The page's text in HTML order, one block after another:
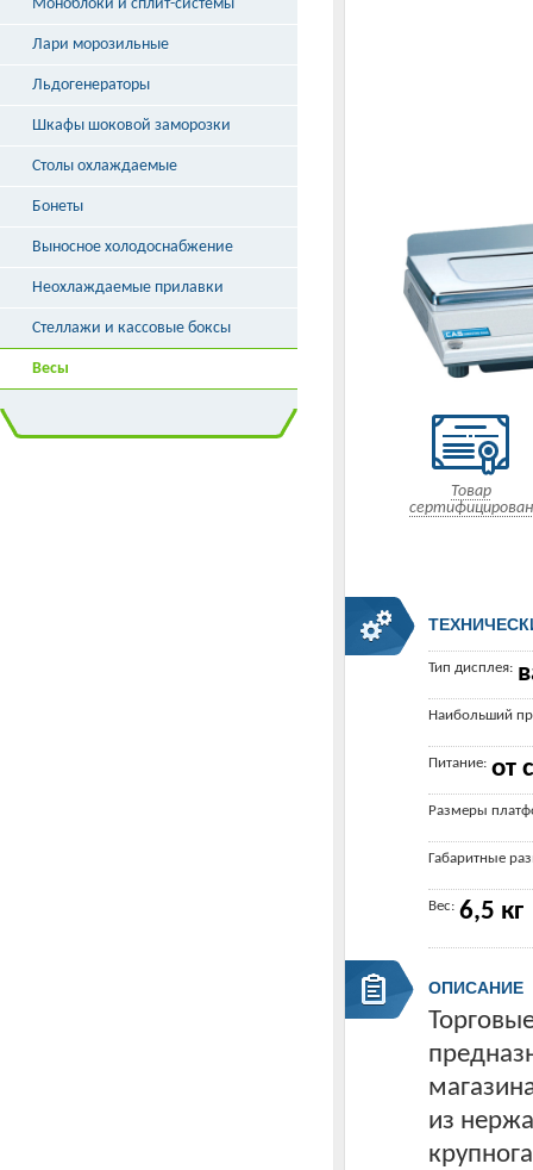
Товар
сертифицирован
Тип дисплея:
Наибольший
Питание: от
Размеры
Габаритные
Вес: 6,5 кг
ОПИСАНИЕ
из
Моноблоки и сплит-системы
Лари морозильные
Льдогенераторы
Шкафы шоковой заморозки
Столы охлаждаемые
Бонеты
Выносное холодоснабжение
Неохлаждаемые прилавки
Стеллажи и кассовые боксы
Весы